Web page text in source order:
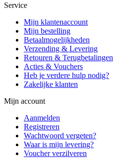
Service
Mijn klantenaccount
Mijn bestelling
Betaalmogelijkheden
Verzending & Levering
Retouren & Terugbetalingen
Acties & Vouchers
Heb je verdere hulp nodig?
Zakelijke klanten
Mijn account
Aanmelden
Registreren
Wachtwoord vergeten?
Waar is mijn levering?
Voucher verzilveren